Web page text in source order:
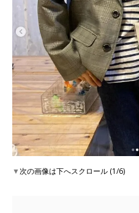
▼次の画像は下へスクロール (1/6)